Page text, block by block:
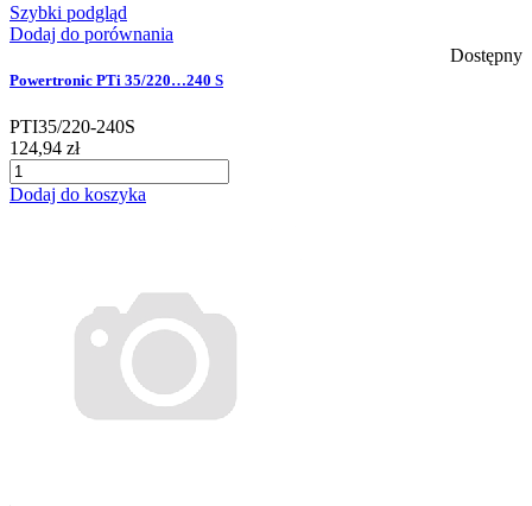
Szybki podgląd
Dodaj do porównania
Dostępny
Powertronic PTi 35/220…240 S
PTI35/220-240S
124,94 zł
Dodaj do koszyka